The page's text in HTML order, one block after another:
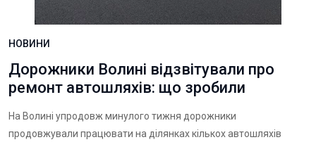
НОВИНИ
Дорожники Волині відзвітували про
ремонт автошляхів: що зробили
На Волині упродовж минулого тижня дорожники
продовжували працювати на ділянках кількох автошляхів